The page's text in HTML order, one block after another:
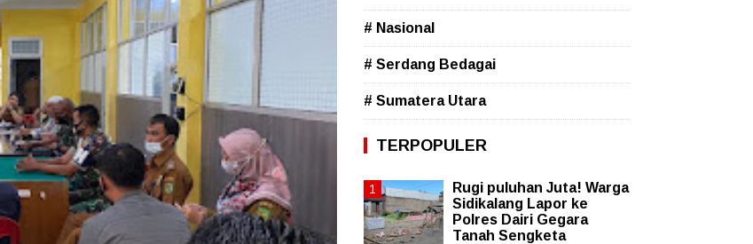
# Nasional
# Serdang Bedagai
# Sumatera Utara
TERPOPULER
Rugi puluhan Juta! Warga
Sidikalang Lapor ke
Polres Dairi Gegara
Tanah Sengketa